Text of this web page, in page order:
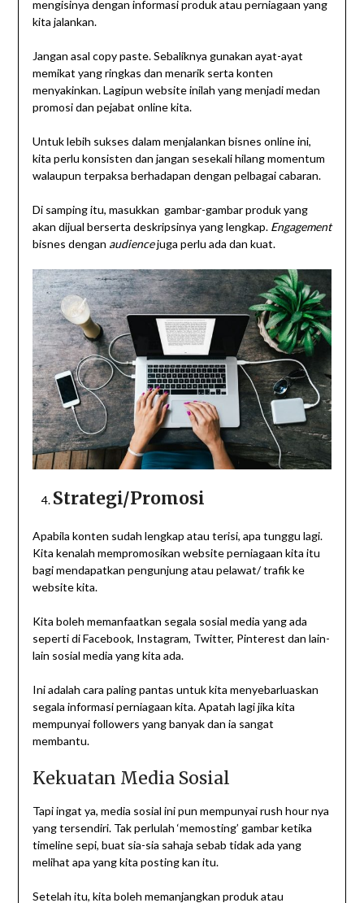
mengisinya dengan informasi produk atau perniagaan yang
kita jalankan.
Jangan asal copy paste. Sebaliknya gunakan ayat-ayat
memikat yang ringkas dan menarik serta konten
menyakinkan. Lagipun website inilah yang menjadi medan
promosi dan pejabat online kita.
Untuk lebih sukses dalam menjalankan bisnes online ini,
kita perlu konsisten dan jangan sesekali hilang momentum
walaupun terpaksa berhadapan dengan pelbagai cabaran.
Di samping itu, masukkan gambar-gambar produk yang
akan dijual berserta deskripsinya yang lengkap. Engagement
bisnes dengan audiencejuga perlu ada dan kuat.
Strategi/Promosi
Apabila konten sudah lengkap atau terisi, apa tunggu lagi.
Kita kenalah mempromosikan website perniagaan kita itu
bagi mendapatkan pengunjung atau pelawat/ trafik ke
website kita.
Kita boleh memanfaatkan segala sosial media yang ada
seperti di Facebook, Instagram, Twitter, Pinterest dan lain-
lain sosial media yang kita ada.
Ini adalah cara paling pantas untuk kita menyebarluaskan
segala informasi perniagaan kita. Apatah lagi jika kita
mempunyai followers yang banyak dan ia sangat
membantu.
Kekuatan Media Sosial
Tapi ingat ya, media sosial ini pun mempunyai rush hour nya
yang tersendiri. Tak perlulah ‘memosting’ gambar ketika
timeline sepi, buat sia-sia sahaja sebab tidak ada yang
melihat apa yang kita posting kan itu.
Setelah itu, kita boleh memanjangkan produk atau